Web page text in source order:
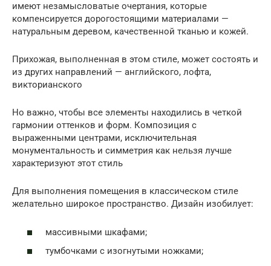
имеют незамысловатые очертания, которые
компенсируется дорогостоящими материалами —
натуральным деревом, качественной тканью и кожей.
Прихожая, выполненная в этом стиле, может состоять и
из других направлений — английского, лофта,
викторианского
Но важно, чтобы все элементы находились в четкой
гармонии оттенков и форм. Композиция с
выраженными центрами, исключительная
монументальность и симметрия как нельзя лучше
характеризуют этот стиль
Для выполнения помещения в классическом стиле
желательно широкое пространство. Дизайн изобилует:
массивными шкафами;
тумбочками с изогнутыми ножками;